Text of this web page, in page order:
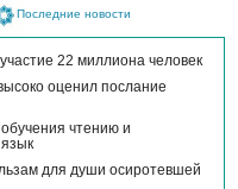
Последние новости
22 миллиона человек
оценил послание
чтению и
для души осиротевшей